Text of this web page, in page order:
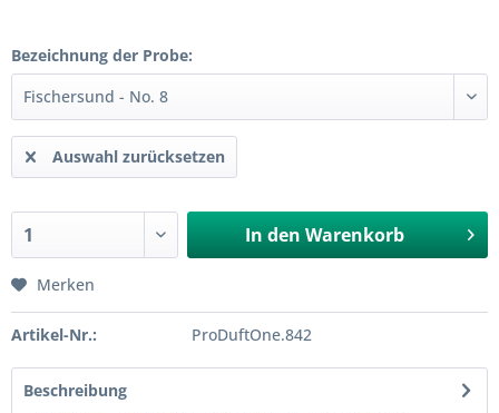
Bezeichnung der Probe:
Auswahl zurücksetzen
In den Warenkorb
Merken
Artikel-Nr.: ProDuftOne.842
Beschreibung